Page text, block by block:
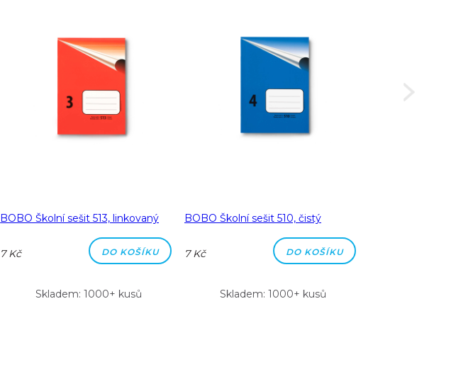
BOBO Školní sešit 513, linkovaný
7 Kč DO KOŠÍKU
Skladem: 1000+ kusů
BOBO Školní sešit 510, čistý
7 Kč DO KOŠÍKU
Skladem: 1000+ kusů